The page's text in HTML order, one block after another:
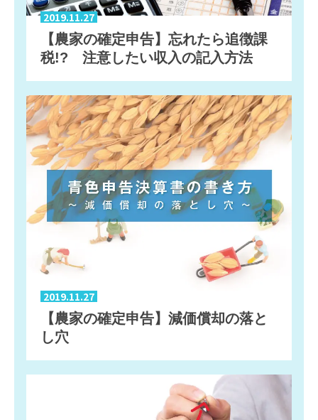
2019.11.27
【農家の確定申告】忘れたら追徴課
税!? 注意したい収入の記入方法
2019.11.27
【農家の確定申告】減価償却の落と
し穴